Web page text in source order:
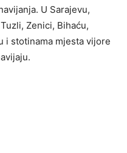
U Sarajevu,
Zenici, Bihaću,
i stotinama mjesta vijore